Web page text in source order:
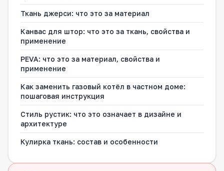
Ткань джерси: что это за материал
Канвас для штор: что это за ткань, свойства и
применение
PEVA: что это за материал, свойства и
применение
Как заменить газовый котёл в частном доме:
пошаговая инструкция
Стиль рустик: что это означает в дизайне и
архитектуре
Кулирка ткань: состав и особенности